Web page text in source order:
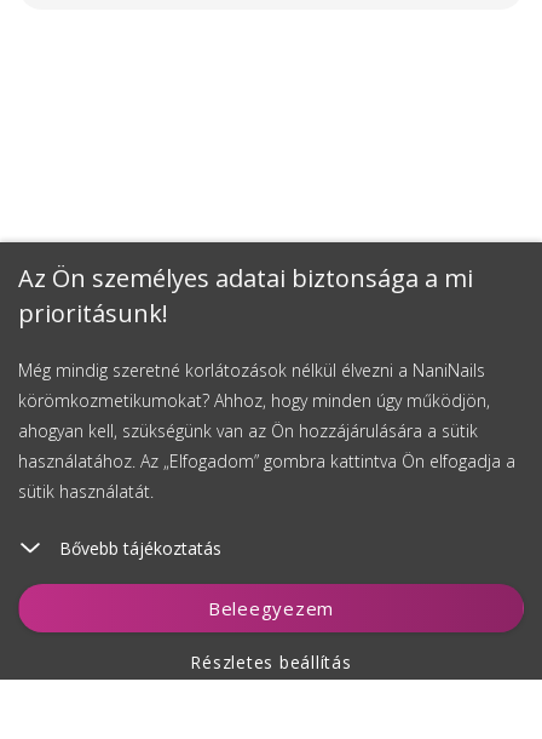
Az Ön személyes adatai biztonsága a mi
prioritásunk!
Még mindig szeretné korlátozások nélkül élvezni a NaniNails
körömkozmetikumokat? Ahhoz, hogy minden úgy működjön,
ahogyan kell, szükségünk van az Ön hozzájárulására a sütik
használatához. Az „Elfogadom” gombra kattintva Ön elfogadja a
sütik használatát.
Bővebb tájékoztatás
Beleegyezem
Részletes beállítás
Kosárhoz ad